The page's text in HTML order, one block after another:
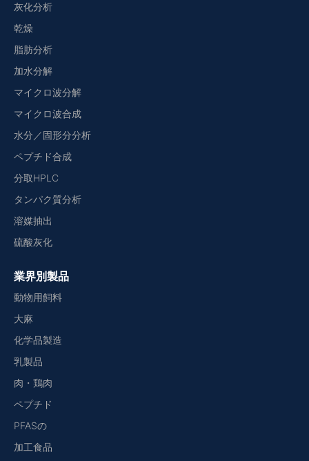
灰化分析
乾燥
脂肪分析
加水分解
マイクロ波分解
マイクロ波合成
水分／固形分分析
ペプチド合成
分取HPLC
タンパク質分析
溶媒抽出
硫酸灰化
業界別製品
動物用飼料
大麻
化学品製造
乳製品
肉・鶏肉
ペプチド
PFASの
加工食品